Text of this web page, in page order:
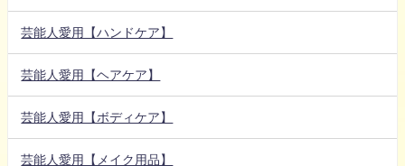
芸能人愛用【ハンドケア】
芸能人愛用【ヘアケア】
芸能人愛用【ボディケア】
芸能人愛用【メイク用品】